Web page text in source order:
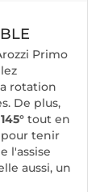
Primo
rotation
De plus,
tout en
tenir
l'assise
aussi, un